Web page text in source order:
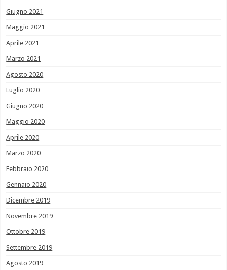
Giugno 2021
Maggio 2021
Aprile 2021
Marzo 2021
Agosto 2020
Luglio 2020
Giugno 2020
Maggio 2020
Aprile 2020
Marzo 2020
Febbraio 2020
Gennaio 2020
Dicembre 2019
Novembre 2019
Ottobre 2019
Settembre 2019
Agosto 2019